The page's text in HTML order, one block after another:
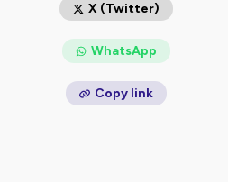
quotidien. Bruxelles est la
de 200 nationalités
X (Twitter)
WhatsApp
Copy link